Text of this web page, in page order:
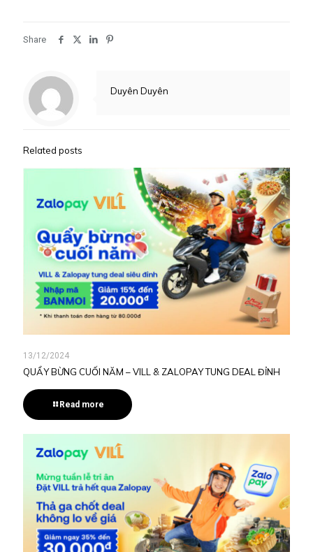
Share
Duyên Duyên
Related posts
13/12/2024
QUẨY BỪNG CUỐI NĂM – VILL & ZALOPAY TUNG DEAL ĐỈNH
Read more